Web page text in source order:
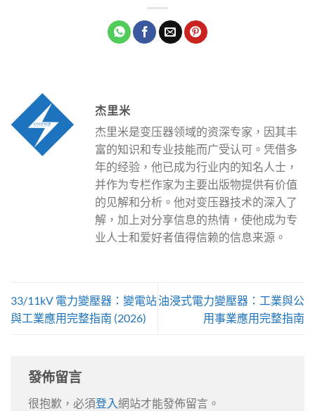
杰里米
杰里米是变压器领域的资深专家，因其丰
富的知识和专业技能而广受认可。凭借多
年的经验，他已成为行业内的知名人士，
并作为专栏作家为主要出版物提供有价值
的见解和分析。他对变压器技术的深入了
解，加上对分享信息的热情，使他成为专
业人士和爱好者值得信赖的信息来源。
33/11kV 電力變壓器：變電站
與工業應用完整指南 (2026)
油浸式電力變壓器：工業與公
用事業應用完整指南
發佈留言
很抱歉，必須登入網站才能發佈留言。